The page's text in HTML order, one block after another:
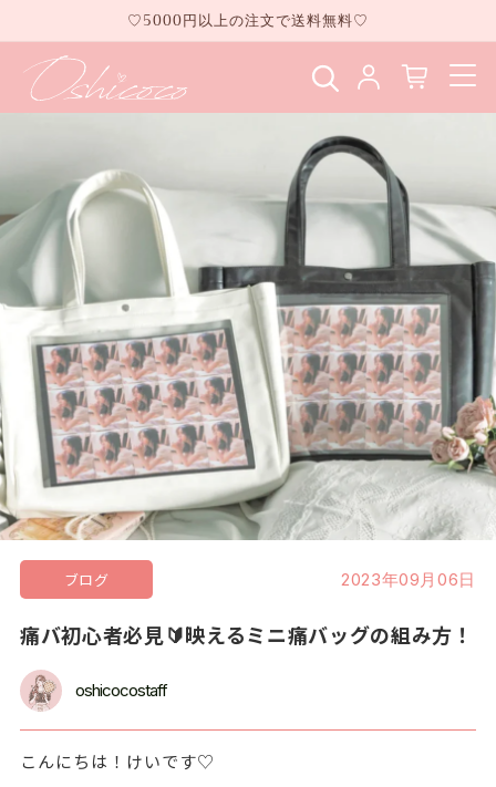
進む
♡5000円以上の注文で送料無料♡
ブログ 2023年09月06日
痛バ初心者必見🔰映えるミニ痛バッグの組み方！
oshicocostaff
こんにちは！けいです♡